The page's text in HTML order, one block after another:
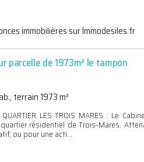
immobilières sur Immodesiles.fr
parcelle de 1973m² le tampon
terrain 1973 m²
QUARTIER LES TROIS MARES : Le
résidentiel de Trois-Mares.
ou pour une acti...